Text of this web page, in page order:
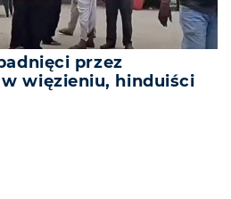
przez
więzieniu, hinduiści